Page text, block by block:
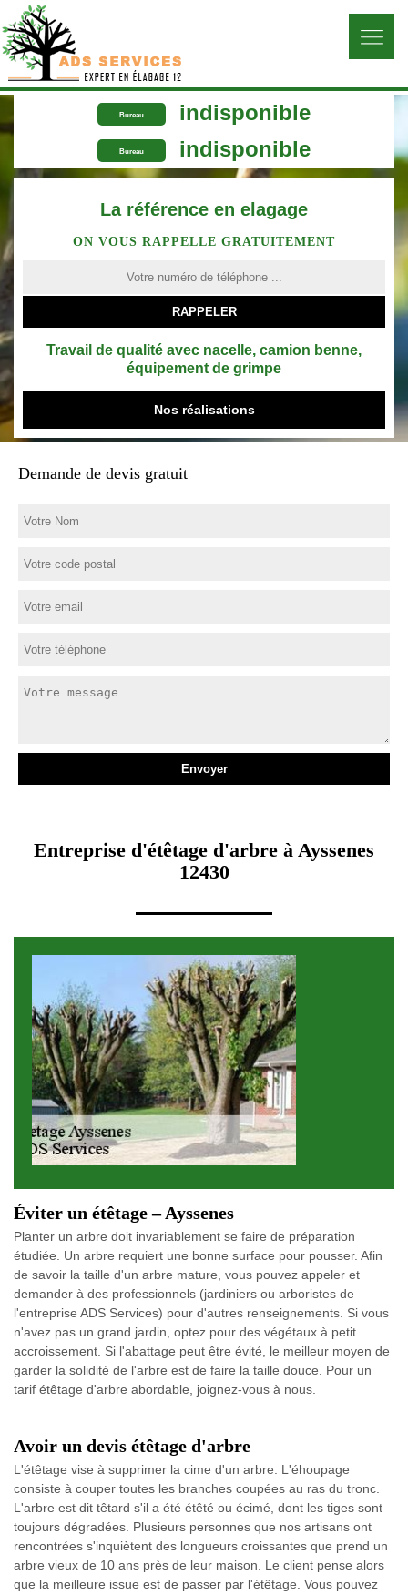
Bureau indisponible
Bureau indisponible
La référence en elagage
ON VOUS RAPPELLE GRATUITEMENT
Travail de qualité avec nacelle, camion benne,
équipement de grimpe
Nos réalisations
Demande de devis gratuit
Entreprise d'étêtage d'arbre à Ayssenes
12430
Éviter un étêtage – Ayssenes
Planter un arbre doit invariablement se faire de préparation
étudiée. Un arbre requiert une bonne surface pour pousser. Afin
de savoir la taille d'un arbre mature, vous pouvez appeler et
demander à des professionnels (jardiniers ou arboristes de
l'entreprise ADS Services) pour d'autres renseignements. Si vous
n'avez pas un grand jardin, optez pour des végétaux à petit
accroissement. Si l'abattage peut être évité, le meilleur moyen de
garder la solidité de l'arbre est de faire la taille douce. Pour un
tarif étêtage d'arbre abordable, joignez-vous à nous.
Avoir un devis étêtage d'arbre
L'étêtage vise à supprimer la cime d'un arbre. L'éhoupage
consiste à couper toutes les branches coupées au ras du tronc.
L'arbre est dit têtard s'il a été étêté ou écimé, dont les tiges sont
toujours dégradées. Plusieurs personnes que nos artisans ont
rencontrées s'inquiètent des longueurs croissantes que prend un
arbre vieux de 10 ans près de leur maison. Le client pense alors
que la meilleure issue est de passer par l'étêtage. Vous pouvez